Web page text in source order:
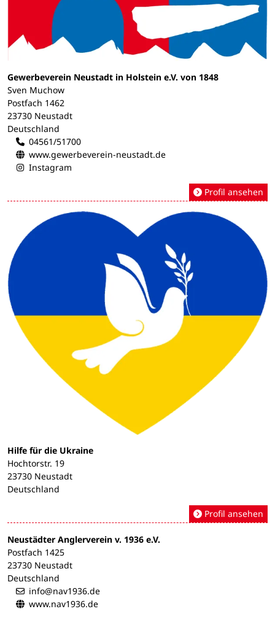
Gewerbeverein Neustadt in Holstein e.V. von 1848
Sven Muchow
Postfach 1462
23730 Neustadt
Deutschland
04561/51700
www.gewerbeverein-neustadt.de
Instagram
Profil ansehen
Hilfe für die Ukraine
Hochtorstr. 19
23730 Neustadt
Deutschland
Profil ansehen
Neustädter Anglerverein v. 1936 e.V.
Postfach 1425
23730 Neustadt
Deutschland
info@nav1936.de
www.nav1936.de